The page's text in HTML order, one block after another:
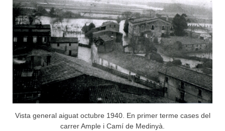
Vista general aiguat octubre 1940. En primer terme cases del
carrer Ample i Camí de Medinyà.